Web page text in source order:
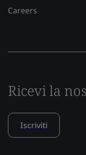
Careers
Ricevi la
Iscriviti